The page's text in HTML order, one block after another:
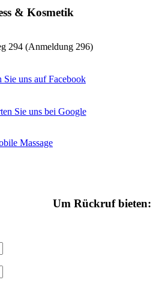
& Kosmetik
294 (Anmeldung 296)
Sie uns auf Facebook
Sie uns bei Google
Massage
Um Rückruf bieten: